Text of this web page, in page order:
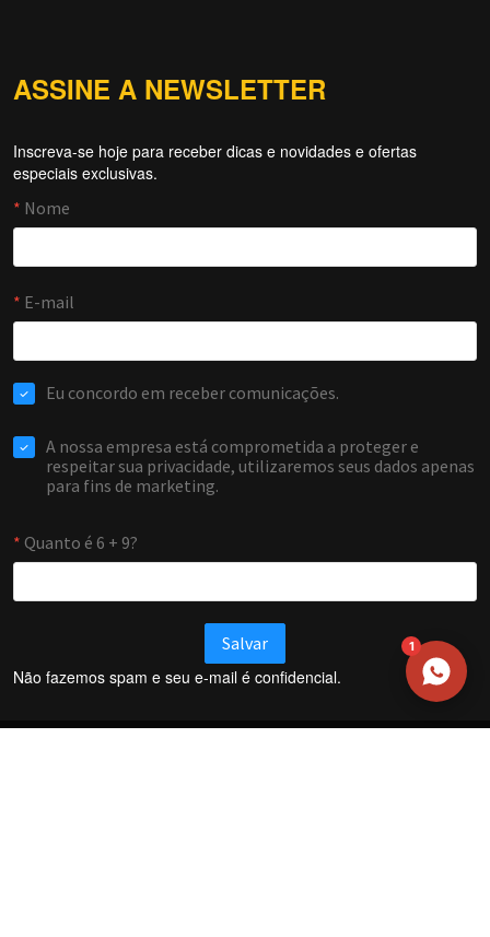
ASSINE A NEWSLETTER
Inscreva-se hoje para receber dicas e novidades e ofertas
especiais exclusivas.
Não fazemos spam e seu e-mail é confidencial.
Forti Firewall
EMAIL
WHATSAPP / TELEFONE
1